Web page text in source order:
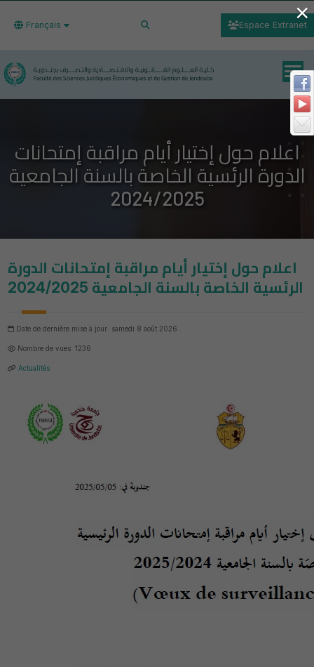
Français Espace Extranet
اعلام حول إختيار أيام مراقبة إمتحانات
الدورة الرئسية الخاصة بالسنة الجامعية
2024/2025
اعلام حول إختيار أيام مراقبة إمتحانات الدورة
الرئسية الخاصة بالسنة الجامعية 2024/2025
Date de dernière mise à jour: samedi 8 août 2026
Nombre de vues: 1236
Actualités
×